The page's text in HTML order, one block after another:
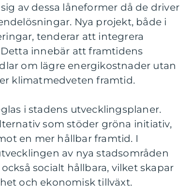
av dessa låneformer då de driver
Nya projekt, både i
tenderar att integrera
innebär att framtidens
om lägre energikostnader utan
klimatmedveten framtid.
i stadens utvecklingsplaner.
som stöder gröna initiativ,
en mer hållbar framtid. I
av nya stadsområden
socialt hållbara, vilket skapar
och ekonomisk tillväxt.